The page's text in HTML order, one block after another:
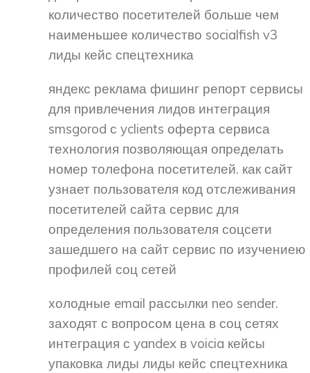
количество посетителей больше чем
наименьшее количество socialfish v3
лиды кейс спецтехника
яндекс реклама фишинг репорт сервисы
для привлечения лидов интеграция
smsgorod с yclients оферта сервиса
технология позволяющая определать
номер толефона посетителей. как сайт
узнает пользователя код отслеживания
посетителей сайта сервис для
определения пользователя соцсети
зашедшего на сайт сервис по изучениею
профилей соц сетей
холодные email рассылки neo sender.
заходят с вопросом цена в соц сетях
интеграция с yandex в voicia кейсы
упаковка лиды лиды кейс спецтехника